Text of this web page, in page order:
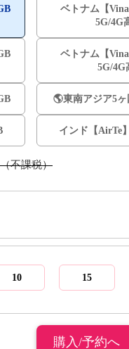
ベトナム【
5G/4G
ベトナム【
5G/4G
🌎️東南アジア5
インド【AirTe
不課税）
10 15